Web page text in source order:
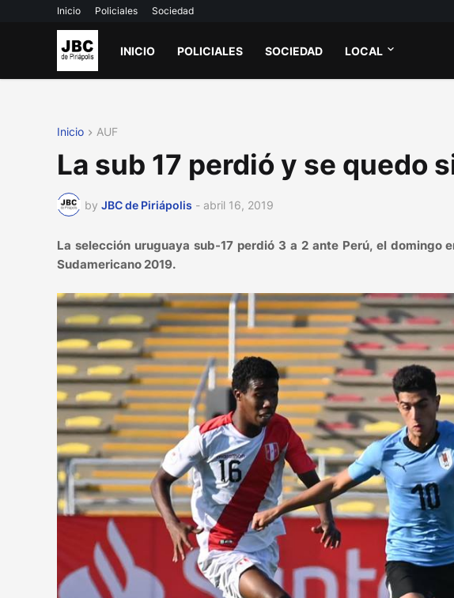
Inicio Policiales Sociedad
INICIO POLICIALES SOCIEDAD LOCAL
Inicio AUF
La sub 17 perdió y se quedo
by JBC de Piriápolis - abril 16, 2019
La selección uruguaya sub-17 perdió 3 a 2 ante Perú, el domingo
Sudamericano 2019.